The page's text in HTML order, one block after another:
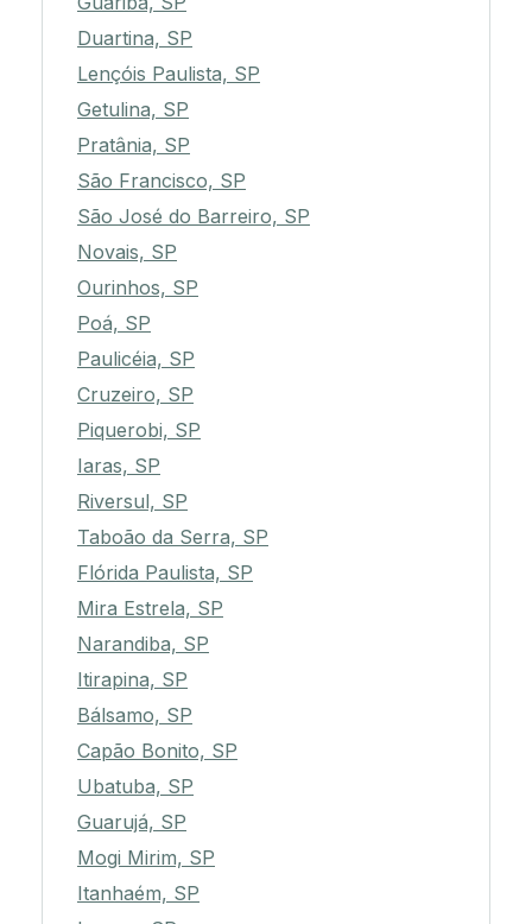
Duartina, SP
Lençóis Paulista, SP
Getulina, SP
Pratânia, SP
São Francisco, SP
São José do Barreiro, SP
Novais, SP
Ourinhos, SP
Poá, SP
Paulicéia, SP
Cruzeiro, SP
Piquerobi, SP
Iaras, SP
Riversul, SP
Taboão da Serra, SP
Flórida Paulista, SP
Mira Estrela, SP
Narandiba, SP
Itirapina, SP
Bálsamo, SP
Capão Bonito, SP
Ubatuba, SP
Guarujá, SP
Mogi Mirim, SP
Itanhaém, SP